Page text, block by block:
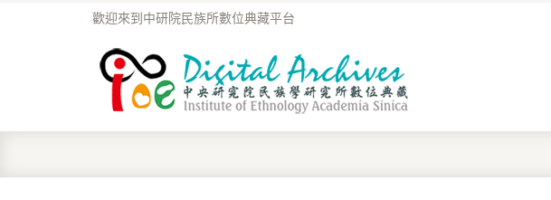
歡迎來到中研院民族所數位典藏平台